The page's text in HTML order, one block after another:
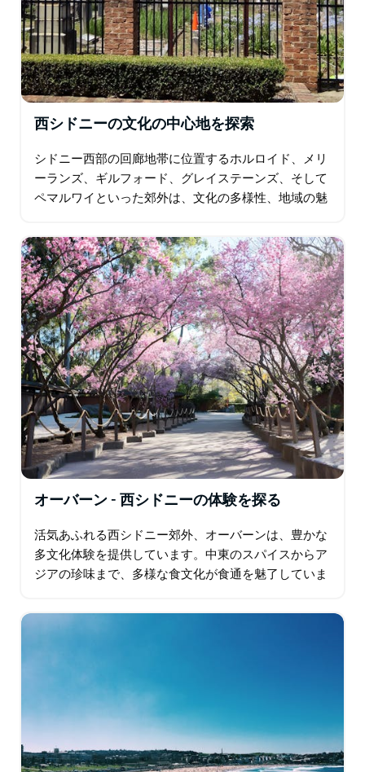
西シドニーの文化の中心地を探索
シドニー西部の回廊地帯に位置するホルロイド、メリ
ーランズ、ギルフォード、グレイステーンズ、そして
ペマルワイといった郊外は、文化の多様性、地域の魅
ます。初期のヨーロッパ人入植にまで遡る歴史と…
オーバーン - 西シドニーの体験を探る
活気あふれる西シドニー郊外、オーバーンは、豊かな
多文化体験を提供しています。中東のスパイスからア
ジアの珍味まで、多様な食文化が食通を魅了していま
庭園は桜の季節に美しく輝きます。オーバーン・ガリ